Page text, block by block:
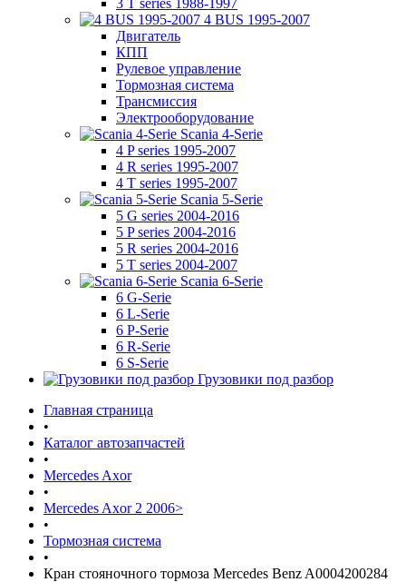
3 T series 1988-1997
4 BUS 1995-2007
Двигатель
КПП
Рулевое управление
Тормозная система
Трансмиссия
Электрооборудование
Scania 4-Serie
4 P series 1995-2007
4 R series 1995-2007
4 T series 1995-2007
Scania 5-Serie
5 G series 2004-2016
5 P series 2004-2016
5 R series 2004-2016
5 T series 2004-2007
Scania 6-Serie
6 G-Serie
6 L-Serie
6 P-Serie
6 R-Serie
6 S-Serie
Грузовики под разбор
Главная страница
•
Каталог автозапчастей
•
Mercedes Axor
•
Mercedes Axor 2 2006>
•
Тормозная система
•
Кран стояночного тормоза Mercedes Benz A0004200284